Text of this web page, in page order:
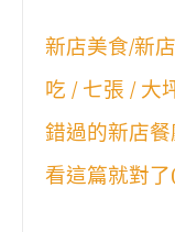
新店美食/新
吃 / 七張 / 大
錯過的新店
看這篇就對